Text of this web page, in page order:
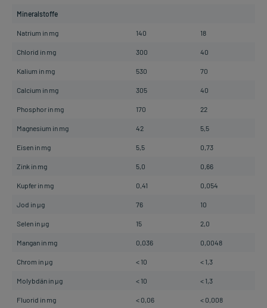
Mineralstoffe
Natrium in mg 140 18
Chlorid in mg 300 40
Kalium in mg 530 70
Calcium in mg 305 40
Phosphor in mg 170 22
Magnesium in mg 42 5,5
Eisen in mg 5,5 0,73
Zink in mg 5,0 0,66
Kupfer in mg 0,41 0,054
Jod in µg 76 10
Selen in µg 15 2,0
Mangan in mg 0,036 0,0048
Chrom in µg < 10 < 1,3
Molybdän in µg < 10 < 1,3
Fluorid in mg < 0,06 < 0,008